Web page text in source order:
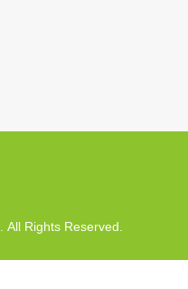
. All Rights Reserved.